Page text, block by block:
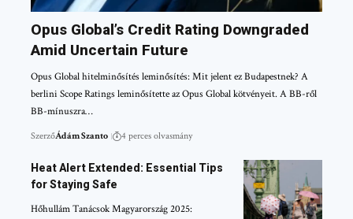
Opus Global’s Credit Rating Downgraded
Amid Uncertain Future
Opus Global hitelminősítés leminősítés: Mit jelent ez Budapestnek? A
berlini Scope Ratings leminősítette az Opus Global kötvényeit. A BB-ről
BB-mínuszra…
SzerzőÁdám Szanto 4 perces olvasmány
Heat Alert Extended: Essential Tips
for Staying Safe
Hőhullám Tanácsok Magyarország 2025: